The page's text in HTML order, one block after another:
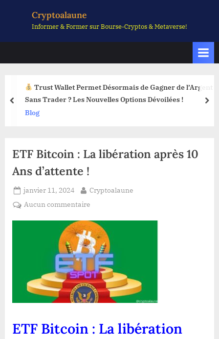
Cryptoalaune
Informer & Former sur Bourse-Cryptos & Metaverse!
Trust Wallet Permet Désormais de Gagner de l’Argent
Sans Trader ? Les Nouvelles Options Dévoilées !
Blog
prev
ETF Bitcoin : La libération après 10
Ans d’attente !
Posted
on
janvier 11, 2024 By
Cryptoalaune
Aucun commentaire
Bitcoin
:
La
libération
après
10
Ans
d’attente
ETF Bitcoin : La libération